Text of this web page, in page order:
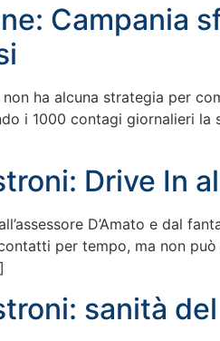
Campania
ha alcuna strategia per
i 1000 contagi giornalieri
Drive In
D’Amato e dal
per tempo, ma non
sanità